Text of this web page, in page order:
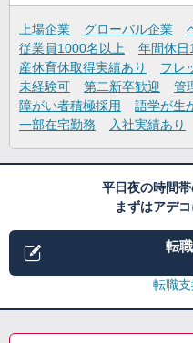
上場企業 グローバル企業
従業員1000名以上
年間休日
産休育休取得実績あり
フレ
未経験可
第二新卒歓迎 管
障がい者積極採用
語学が生
一部在宅勤務
入社実績あり
平日夜の時間
まずはアデ
転
転職